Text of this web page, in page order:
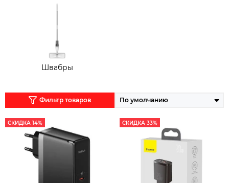
Швабры
Фильтр товаров
СКИДКА 14% СКИДКА 33%